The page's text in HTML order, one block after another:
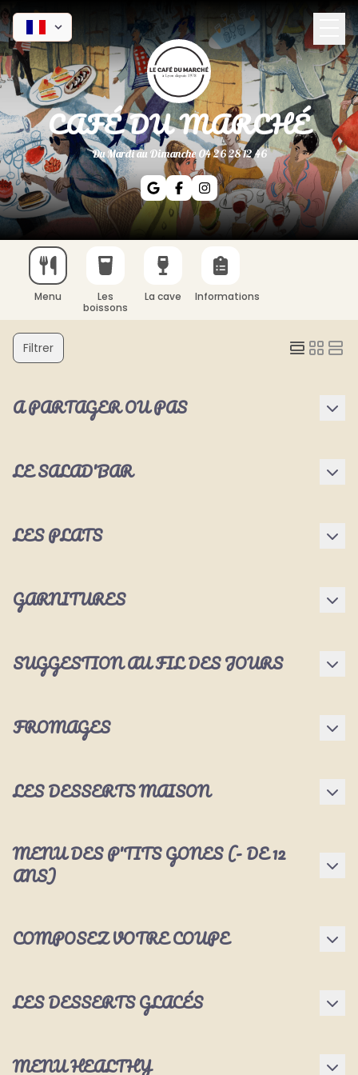
CAFÉ DU MARCHÉ
Du Mardi au Dimanche 04 26 28 12 46
Menu
Les
boissons
La cave Informations
Filtrer
A PARTAGER OU PAS
LE SALAD'BAR
LES PLATS
GARNITURES
SUGGESTION AU FIL DES JOURS
FROMAGES
LES DESSERTS MAISON
MENU DES P'TITS GONES (- DE 12
ANS)
COMPOSEZ VOTRE COUPE
LES DESSERTS GLACÉS
MENU HEALTHY